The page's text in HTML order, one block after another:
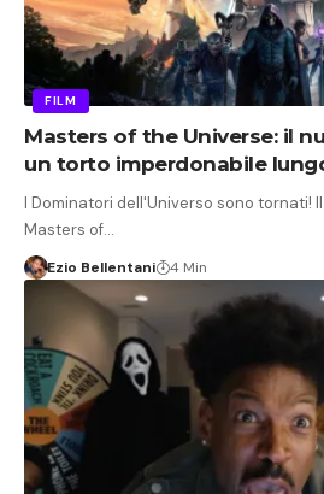
FILM
Masters of the Universe: il
un torto imperdonabile
I Dominatori dell'Universo sono tornati!
Masters of…
Ezio Bellentani 4 Min